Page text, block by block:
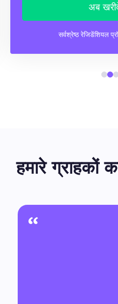
अब
सर्वश्रेष्ठ रेजिडेंशियल
हमारे ग्राहकों
“